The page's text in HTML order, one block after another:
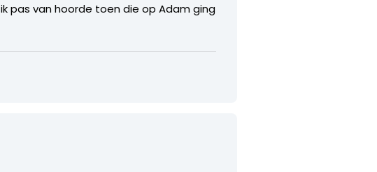
pas van hoorde toen die op Adam ging